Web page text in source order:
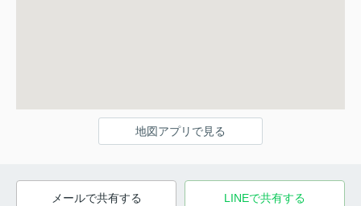
地図アプリで見る
メールで共有する LINEで共有する